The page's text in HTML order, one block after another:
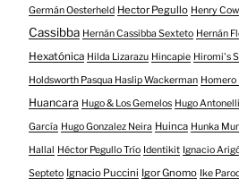
Germán Oesterheld Hector Pegullo Henry Cow
Cassibba Hernán Cassibba Sexteto Hernán
Hexatónica Hilda Lizarazu Hincapie Hiromi's
Holdsworth Pasqua Haslip Wackerman Homero
Huancara Hugo & Los Gemelos Hugo Antonelli
García Hugo Gonzalez Neira Huinca Hunka
Hallal
Héctor Pegullo Trío Identikit Ignacio
Septeto Ignacio Puccini Igor Gnomo Ike